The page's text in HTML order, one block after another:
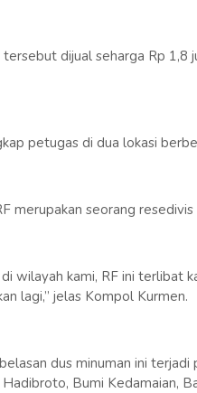
dijual seharga Rp 1,8
petugas di dua lokasi
merupakan seorang
wilayah kami, RF ini terlibat
lagi,” jelas Kompol Kurmen.
dus minuman ini
Bumi Kedamaian,